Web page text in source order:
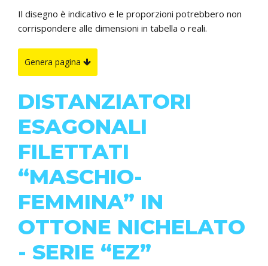
Il disegno è indicativo e le proporzioni potrebbero non
corrispondere alle dimensioni in tabella o reali.
Genera pagina
DISTANZIATORI
ESAGONALI
FILETTATI
“MASCHIO-
FEMMINA” IN
OTTONE NICHELATO
- SERIE “EZ”